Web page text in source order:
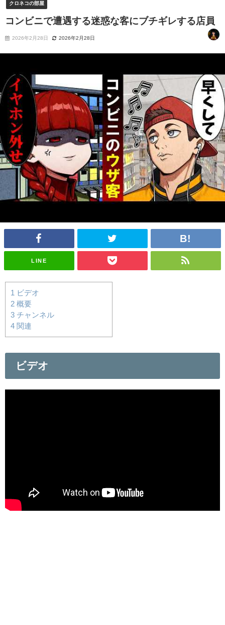
クロネコの部屋
コンビニで遭遇する迷惑な客にブチギレする店員
2026年2月28日 2026年2月28日
LINE
1
ビデオ
2 概要
3 チャンネル
4 関連
ビデオ